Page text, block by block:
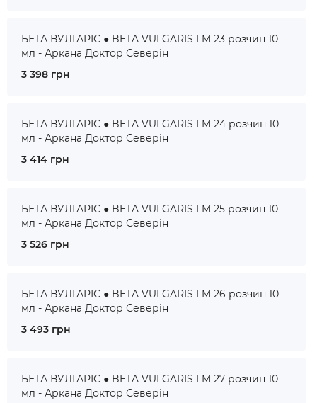
БЕТА ВУЛГАРІС ● BETA VULGARIS LM 23 розчин 10
мл - Аркана Доктор Северін
3 398 грн
БЕТА ВУЛГАРІС ● BETA VULGARIS LM 24 розчин 10
мл - Аркана Доктор Северін
3 414 грн
БЕТА ВУЛГАРІС ● BETA VULGARIS LM 25 розчин 10
мл - Аркана Доктор Северін
3 526 грн
БЕТА ВУЛГАРІС ● BETA VULGARIS LM 26 розчин 10
мл - Аркана Доктор Северін
3 493 грн
БЕТА ВУЛГАРІС ● BETA VULGARIS LM 27 розчин 10
мл - Аркана Доктор Северін